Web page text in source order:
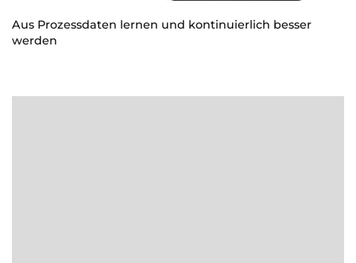
Aus Prozessdaten lernen und kontinuierlich besser
werden